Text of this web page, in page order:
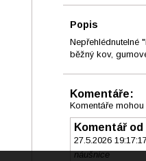
Popis
běžný kov,
Komentáře:
Komentáře
Komentář
27.5.2026
náušnice